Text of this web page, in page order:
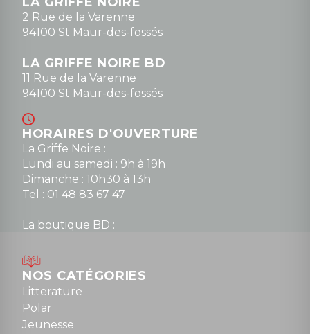
0148836747
2 Rue de la Varenne
94100 St Maur-des-fossés
LA GRIFFE NOIRE BD
11 Rue de la Varenne
94100 St Maur-des-fossés
HORAIRES D'OUVERTURE
La Griffe Noire :
Lundi au samedi : 9h à 19h
Dimanche : 10h30 à 13h
Tel : 01 48 83 67 47
La boutique BD :
Mardi au samedi : 10h à 13h / 14h à 19h
Dimanche : 10h30 à 12h30
Tel : 01 48 89 13 88
NOS CATÉGORIES
Litterature
Polar
Jeunesse